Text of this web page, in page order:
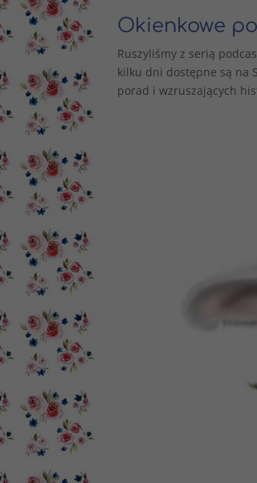
Okienkowe
Ruszyliśmy z serią
kilku dni dostępne są na
porad i wzruszających